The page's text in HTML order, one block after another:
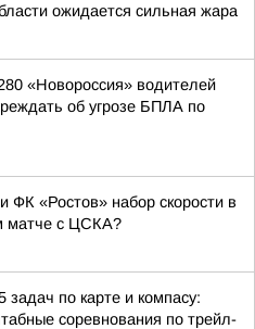
ожидается сильная жара
«Новороссия» водителей
об угрозе БПЛА по
ФК «Ростов» набор скорости в
матче с ЦСКА?
задач по карте и компасу:
соревнования по трейл-